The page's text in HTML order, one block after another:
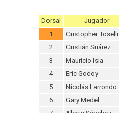
Dorsal Jugador
1
Cristopher Toselli
2
Cristián Suárez
3
Mauricio Isla
4
Eric Godoy
5
Nicolás Larrondo
6
Gary Medel